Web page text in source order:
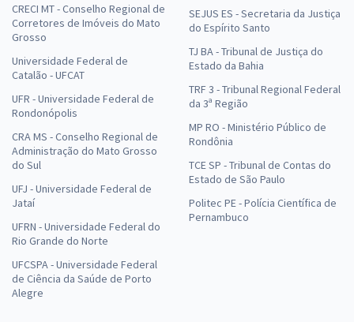
CRECI MT - Conselho Regional de
Corretores de Imóveis do Mato
Grosso
Universidade Federal de
Catalão - UFCAT
UFR - Universidade Federal de
Rondonópolis
CRA MS - Conselho Regional de
Administração do Mato Grosso
do Sul
UFJ - Universidade Federal de
Jataí
UFRN - Universidade Federal do
Rio Grande do Norte
UFCSPA - Universidade Federal
de Ciência da Saúde de Porto
Alegre
SEJUS ES - Secretaria da Justiça
do Espírito Santo
TJ BA - Tribunal de Justiça do
Estado da Bahia
TRF 3 - Tribunal Regional Federal
da 3ª Região
MP RO - Ministério Público de
Rondônia
TCE SP - Tribunal de Contas do
Estado de São Paulo
Politec PE - Polícia Científica de
Pernambuco